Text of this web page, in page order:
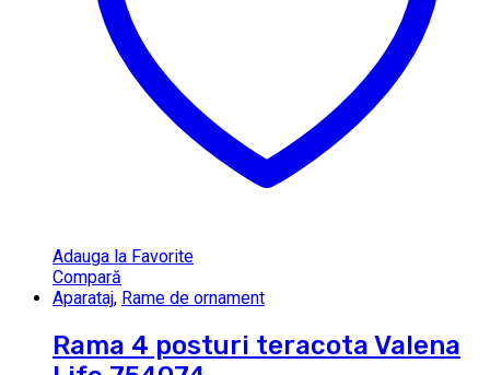
Adauga la Favorite
Compară
Aparataj, Rame de ornament
Rama 4 posturi teracota Valena